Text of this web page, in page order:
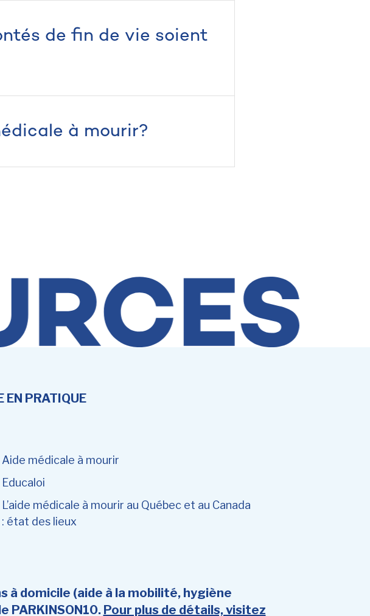
de fin de vie soient
à mourir?
EN PRATIQUE
Aide médicale à mourir
Educaloi
L’aide médicale à mourir au Québec et au Canada
: état des lieux
à domicile (aide à la mobilité, hygiène
PARKINSON10. Pour plus de détails, visitez